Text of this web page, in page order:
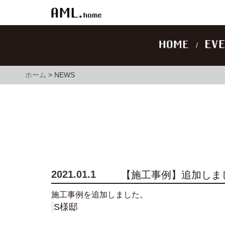
ホーム > NEWS
2021.01.1 【施工事例】追加しま
施工事例を追加しました。
S様邸